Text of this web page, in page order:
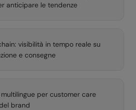
anticipare le tendenze
visibilità in tempo reale su
e consegne
per customer care
brand